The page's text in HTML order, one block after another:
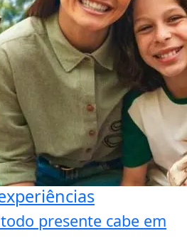
presente cabe em